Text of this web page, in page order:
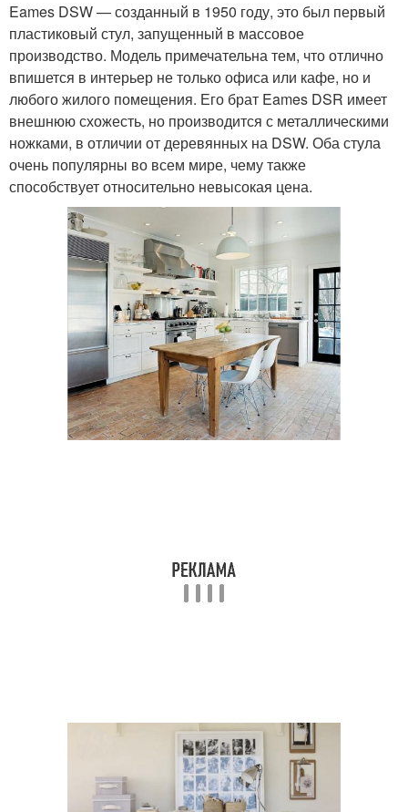
Eames DSW — созданный в 1950 году, это был первый
пластиковый стул, запущенный в массовое
производство. Модель примечательна тем, что отлично
впишется в интерьер не только офиса или кафе, но и
любого жилого помещения. Его брат Eames DSR имеет
внешнюю схожесть, но производится с металлическими
ножками, в отличии от деревянных на DSW. Оба стула
очень популярны во всем мире, чему также
способствует относительно невысокая цена.